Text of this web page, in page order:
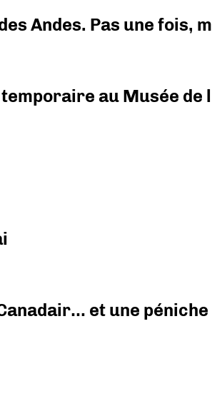
Andes. Pas une fois,
au Musée de
et une péniche